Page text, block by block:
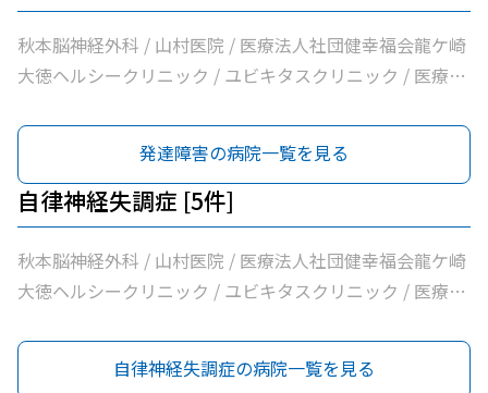
秋本脳神経外科 / 山村医院 / 医療法人社団健幸福会龍ケ崎
大徳ヘルシークリニック / ユビキタスクリニック / 医療法
発達障害の病院一覧を見る
自律神経失調症 [5件]
秋本脳神経外科 / 山村医院 / 医療法人社団健幸福会龍ケ崎
大徳ヘルシークリニック / ユビキタスクリニック / 医療法
自律神経失調症の病院一覧を見る